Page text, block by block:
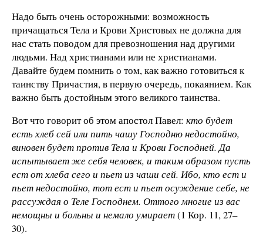
Надо быть очень осторожными: возможность
причащаться Тела и Крови Христовых не должна для
нас стать поводом для превозношения над другими
людьми. Над христианами или не христианами.
Давайте будем помнить о том, как важно готовиться к
таинству Причастия, в первую очередь, покаянием. Как
важно быть достойным этого великого таинства.
Вот что говорит об этом апостол Павел: кто будет
есть хлеб сей или пить чашу Господню недостойно,
виновен будет против Тела и Крови Господней. Да
испытывает же себя человек, и таким образом пусть
ест от хлеба сего и пьет из чаши сей. Ибо, кто ест и
пьет недостойно, тот ест и пьет осуждение себе, не
рассуждая о Теле Господнем. Оттого многие из вас
немощны и больны и немало умирает(1 Кор. 11, 27–
30).